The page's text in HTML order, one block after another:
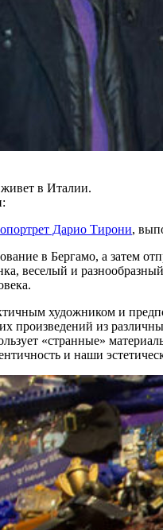
живет в Италии.
Дарио Тирони,
в Бергамо, а затем
веселый и
художником и
произведений из
«странные»
и наши